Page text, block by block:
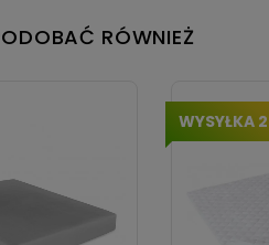
RÓWNIEŻ
WYSYŁKA